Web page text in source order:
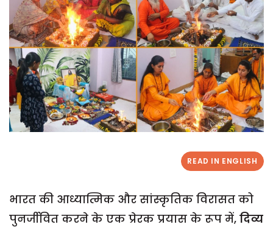
READ IN ENGLISH
भारत की आध्यात्मिक और सांस्कृतिक विरासत को
पुनर्जीवित करने के एक प्रेरक प्रयास के रूप में, दिव्य